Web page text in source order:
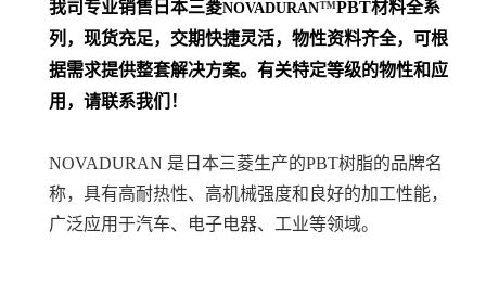
我司专业销售日本三菱NOVADURAN™PBT材料全系
列 ，现货充足，交期快捷灵活，物性资料齐全，可根
据需求提供整套解决方案。 有关特定等级的物性和应
用，请联系我们！
NOVADURAN 是日本三菱生产的PBT树脂的品牌名
称，具有高耐热性、高机械强度和良好的加工性能，
广泛应用于汽车、电子电器、工业等领域。